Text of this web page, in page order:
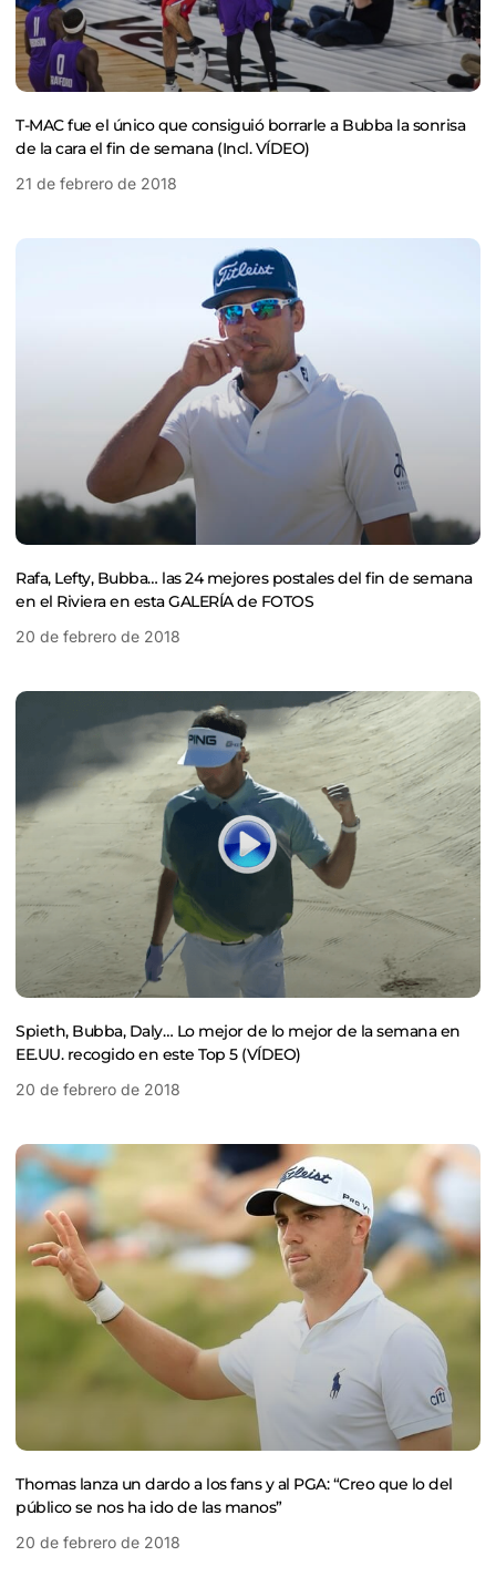
T-MAC fue el único que consiguió borrarle a Bubba la sonrisa
de la cara el fin de semana (Incl. VÍDEO)
21 de febrero de 2018
Rafa, Lefty, Bubba… las 24 mejores postales del fin de semana
en el Riviera en esta GALERÍA de FOTOS
20 de febrero de 2018
Spieth, Bubba, Daly… Lo mejor de lo mejor de la semana en
EE.UU. recogido en este Top 5 (VÍDEO)
20 de febrero de 2018
Thomas lanza un dardo a los fans y al PGA: “Creo que lo del
público se nos ha ido de las manos”
20 de febrero de 2018